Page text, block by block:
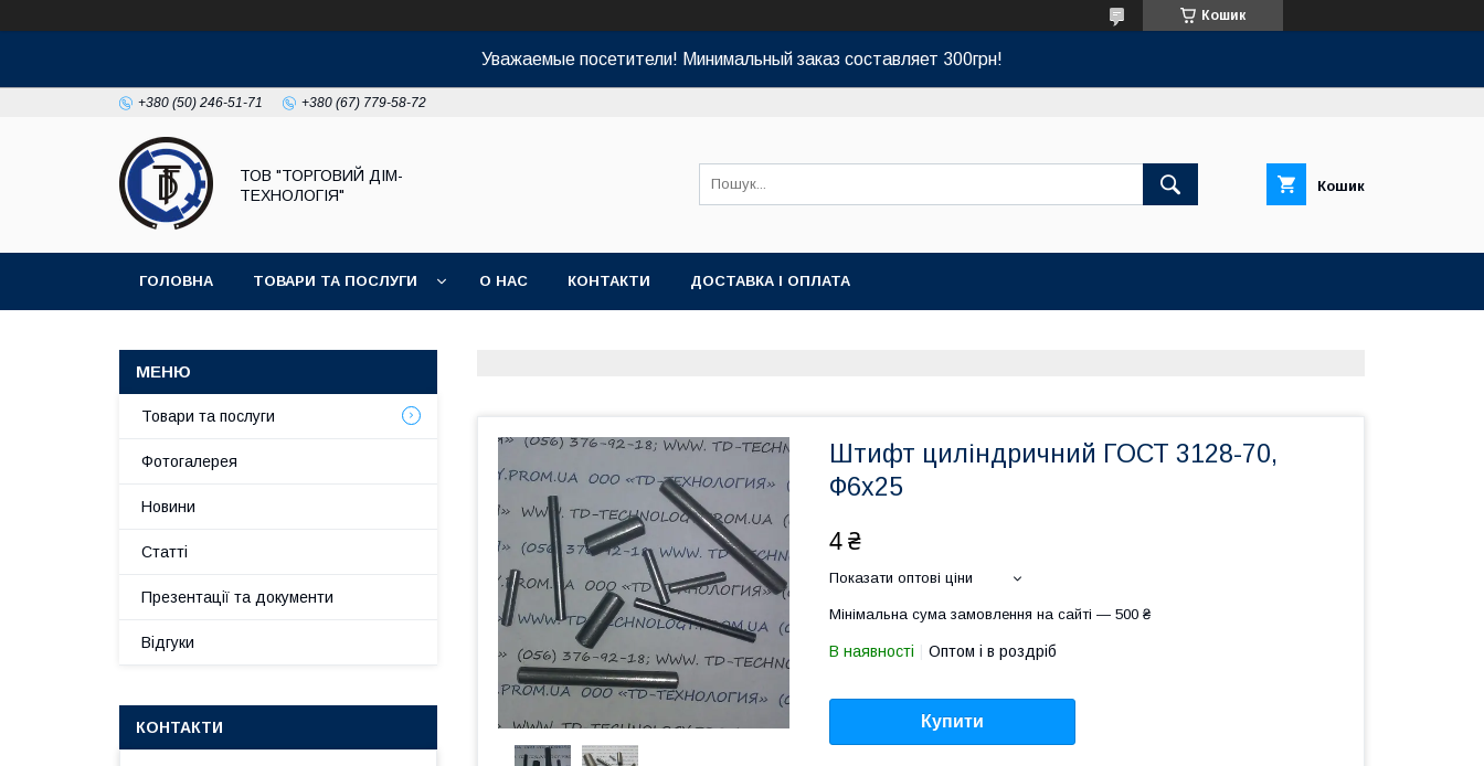
Кошик
Уважаемые посетители! Минимальный заказ составляет 300грн!
+380 (50) 246-51-71 +380 (67) 779-58-72
ТОВ "ТОРГОВИЙ ДІМ-
ТЕХНОЛОГІЯ"
Кошик
ГОЛОВНА ТОВАРИ ТА ПОСЛУГИ О НАС КОНТАКТИ ДОСТАВКА І ОПЛАТА
Штифт циліндричний ГОСТ 3128-70,
Ф6х25
4 ₴
Показати оптові ціни
Мінімальна сума замовлення на сайті — 500 ₴
В наявності Оптом і в роздріб
Купити
Товари та послуги
Фотогалерея
Новини
Статті
Презентації та документи
Відгуки
КОНТАКТИ